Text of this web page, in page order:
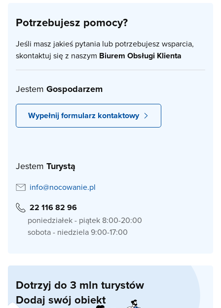
Potrzebujesz pomocy?
Jeśli masz jakieś pytania lub potrzebujesz wsparcia,
skontaktuj się z naszym Biurem Obsługi Klienta
Jestem Gospodarzem
Wypełnij formularz kontaktowy
Jestem Turystą
info@nocowanie.pl
22 116 82 96
poniedziałek - piątek 8:00-20:00
sobota - niedziela 9:00-17:00
Dotrzyj do 3 mln turystów
Dodaj swój obiekt